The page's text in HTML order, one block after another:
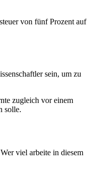
von fünf Prozent auf
sein, um zu
zugleich vor einem
solle.
viel arbeite in diesem